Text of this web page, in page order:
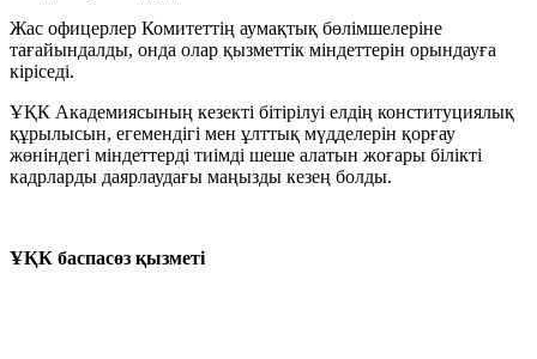
Жас офицерлер Комитеттің аумақтық бөлімшелеріне
тағайындалды, онда олар қызметтік міндеттерін орындауға
кіріседі.
ҰҚК Академиясының кезекті бітірілуі елдің конституциялық
құрылысын, егемендігі мен ұлттық мүдделерін қорғау
жөніндегі міндеттерді тиімді шеше алатын жоғары білікті
кадрларды даярлаудағы маңызды кезең болды.
ҰҚК баспасөз қызметі